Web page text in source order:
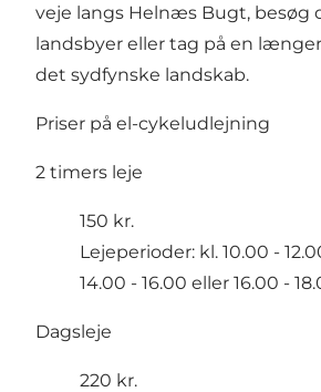
veje langs Helnæs Bugt, besøg
landsbyer eller tag på en
det sydfynske landskab.
Priser på el-cykeludlejning
2 timers leje
150 kr.
Lejeperioder: kl. 10.00 -
14.00 - 16.00 eller 16.00 -
Dagsleje
220 kr.